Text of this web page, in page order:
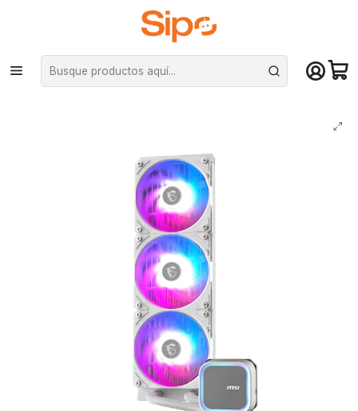
¡Compra hasta mediodía y recibe hoy! De lunes a sábado en el gran
Santiago. Envío gratis desde $29.990
Inicio Componentes PC Cooler CPU Refrigeración líquida
Refrigeración líquida MSI Mag Coreliquid A13 360 ARG, Blanco